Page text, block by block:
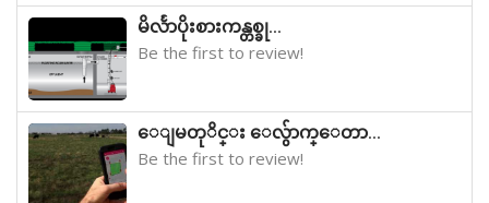
မိလႅာပိုးစားကန္တစ္ခု...
Be the first to review!
ေျမတုိင္း ေလွ်ာက္ေတာ...
Be the first to review!